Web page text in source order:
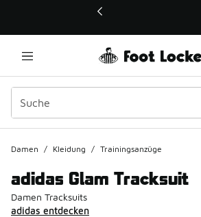
Dieser Link öffnet sich in einem neuen
Damen / Kleidung / Trainingsanzüge
adidas Glam Tracksuit
Damen Tracksuits
adidas entdecken